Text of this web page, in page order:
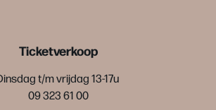
Ticketverkoop
t/m vrijdag 13-17u
09 323 61 00